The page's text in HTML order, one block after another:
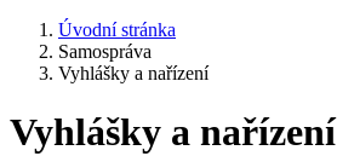
Úvodní stránka
Samospráva
Vyhlášky a nařízení
Vyhlášky a nařízení